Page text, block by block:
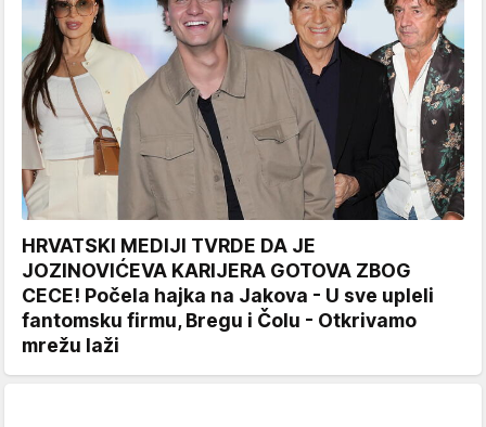
HRVATSKI MEDIJI TVRDE DA JE
JOZINOVIĆEVA KARIJERA GOTOVA ZBOG
CECE! Počela hajka na Jakova - U sve upleli
fantomsku firmu, Bregu i Čolu - Otkrivamo
mrežu laži